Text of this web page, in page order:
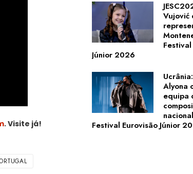
. Visite já!
Vujović
Júnior 2026
Alyona
equipa
Festival Eurovisão Júnior